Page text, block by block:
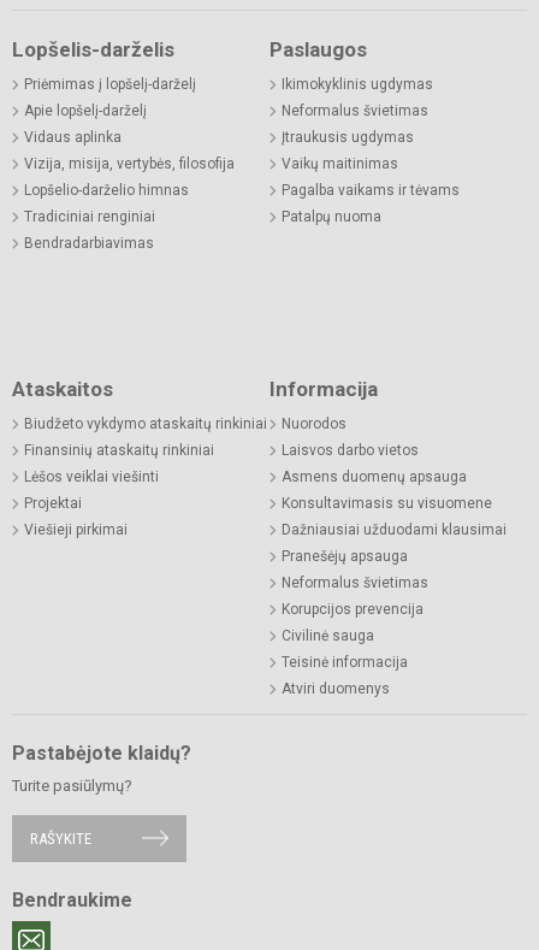
Lopšelis-darželis
Priėmimas į lopšelį-darželį
Apie lopšelį-darželį
Vidaus aplinka
Vizija, misija, vertybės, filosofija
Lopšelio-darželio himnas
Tradiciniai renginiai
Bendradarbiavimas
Paslaugos
Ikimokyklinis ugdymas
Neformalus švietimas
Įtraukusis ugdymas
Vaikų maitinimas
Pagalba vaikams ir tėvams
Patalpų nuoma
Ataskaitos
Biudžeto vykdymo ataskaitų rinkiniai
Finansinių ataskaitų rinkiniai
Lėšos veiklai viešinti
Projektai
Viešieji pirkimai
Informacija
Nuorodos
Laisvos darbo vietos
Asmens duomenų apsauga
Konsultavimasis su visuomene
Dažniausiai užduodami klausimai
Pranešėjų apsauga
Neformalus švietimas
Korupcijos prevencija
Civilinė sauga
Teisinė informacija
Atviri duomenys
Pastabėjote klaidų?
Turite pasiūlymų?
RAŠYKITE
Bendraukime